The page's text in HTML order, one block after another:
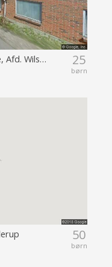
25
børn
Deutscher Kindergärten Apenrade, Afd. Wilsbek
50
børn